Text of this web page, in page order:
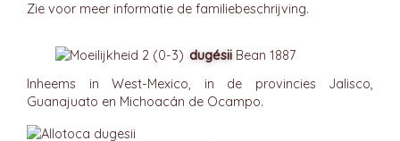
Zie voor meer informatie de familiebeschrijving.
dugésii Bean 1887
Inheems in West-Mexico, in de provincies Jalisco,
Guanajuato en Michoacán de Ocampo.